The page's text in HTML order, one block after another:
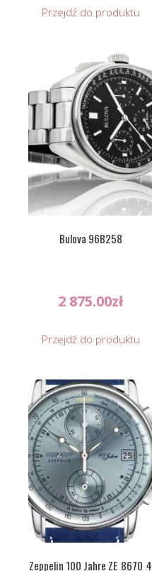
Przejdź do produktu
Bulova 96B258
2 875.00zł
Przejdź do produktu
Zeppelin 100 Jahre ZE_8670_4